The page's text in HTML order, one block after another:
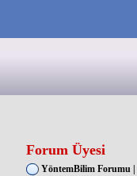
Forum Üyesi
YöntemBilim Forumu|